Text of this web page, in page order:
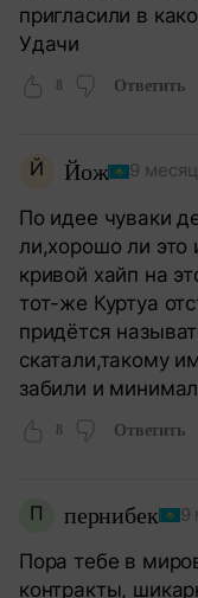
пригласили в
Удачи
8 Ответить
Й Йож 9
По идее чуваки
ли,хорошо ли это
кривой хайп на
тот-же Куртуа
придётся
скатали,такому
забили и
8 Ответить
П пернибек 9
Пора тебе в
контракты,